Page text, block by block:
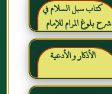
كتاب سبل السلام في
شرح بلوغ المرام للإمام
الصنعاني رحمه الله
الأذكار و الأدعية